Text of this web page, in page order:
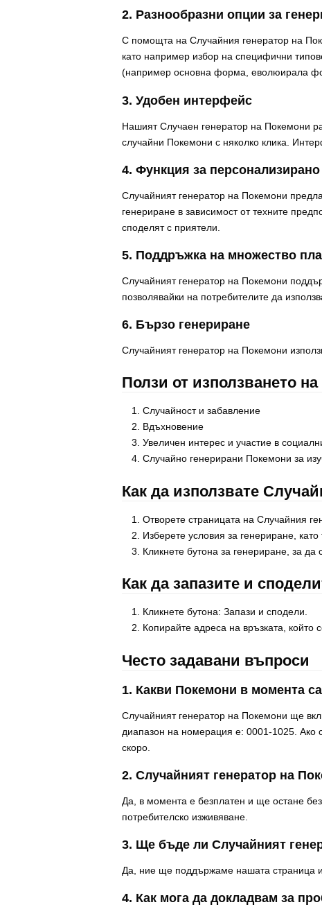
2. Разнообразни опции за
С помощта на Случайния генератор на
като например избор на специфични
(например основна форма, еволюирала
3. Удобен интерфейс
Нашият Случаен генератор на Покемони
случайни Покемони с няколко клика.
4. Функция за
Случайният генератор на Покемони
генериране в зависимост от техните
споделят с приятели.
5. Поддръжка на множество
Случайният генератор на Покемони
позволявайки на потребителите да
6. Бързо генериране
Случайният генератор на Покемони
Ползи от използването
Случайност и забавление
Вдъхновение
Увеличен интерес и участие в
Случайно генерирани Покемони за
Как да използвате
Отворете страницата на Случайния
Изберете условия за генериране,
Кликнете бутона за генериране, за да
Как да запазите и
Кликнете бутона: Запази и сподели.
Копирайте адреса на връзката,
Често задавани въпроси
1. Какви Покемони в момента
Случайният генератор на Покемони ще
диапазон на номерация е: 0001-1025.
скоро.
2. Случайният генератор на
Да, в момента е безплатен и ще остане
потребителско изживяване.
3. Ще бъде ли Случайният
Да, ние ще поддържаме нашата страница и
4. Как мога да докладвам за